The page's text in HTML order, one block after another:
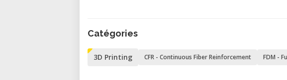
• Dimensiones: 320 × 132 × 154 mm (12.6 × 5.2 × 6
Tecnología de Impresión
Catégories
3D Printing CFR - Continuous Fiber Reinforcement FDM -